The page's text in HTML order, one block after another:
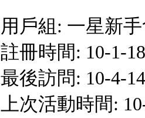
用戶組: 一星新
註冊時間: 10-1-
最後訪問: 10-4-
上次活動時間: